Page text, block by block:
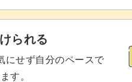
られる
にせず自分のペースで
す。